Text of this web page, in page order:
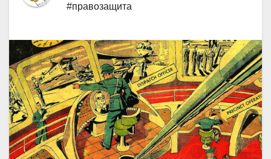
#правозащита